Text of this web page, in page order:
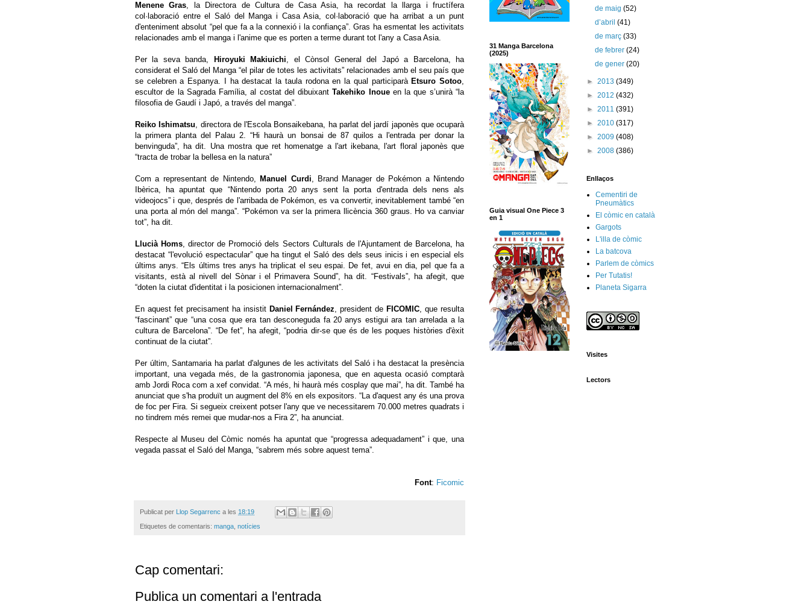
Menene Gras, la Directora de Cultura de Casa Asia, ha recordat la llarga i fructífera
col·laboració entre el Saló del Manga i Casa Asia, col·laboració que ha arribat a un punt
d'enteniment absolut “pel que fa a la connexió i la confiança”. Gras ha esmentat les activitats
relacionades amb el manga i l'anime que es porten a terme durant tot l'any a Casa Asia.
Per la seva banda, Hiroyuki Makiuichi, el Cònsol General del Japó a Barcelona, ha
considerat el Saló del Manga “el pilar de totes les activitats” relacionades amb el seu país que
se celebren a Espanya. I ha destacat la taula rodona en la qual participarà Etsuro Sotoo,
escultor de la Sagrada Família, al costat del dibuixantTakehiko Inoueen la que s’unirà “la
filosofia de Gaudí i Japó, a través del manga”.
Reiko Ishimatsu, directora de l'Escola Bonsaikebana, ha parlat del jardí japonès que ocuparà
la primera planta del Palau 2. “Hi haurà un bonsai de 87 quilos a l'entrada per donar la
benvinguda”, ha dit. Una mostra que ret homenatge a l'art ikebana, l'art floral japonès que
“tracta de trobar la bellesa en la natura”
Com a representant de Nintendo, Manuel Curdi, Brand Manager de Pokémon a Nintendo
Ibèrica, ha apuntat que “Nintendo porta 20 anys sent la porta d'entrada dels nens als
videojocs” i que, després de l'arribada de Pokémon, es va convertir, inevitablement també “en
una porta al món del manga”. “Pokémon va ser la primera llicència 360 graus. Ho va canviar
tot”, ha dit.
Llucià Homs, director de Promoció dels Sectors Culturals de l'Ajuntament de Barcelona, ha
destacat “l'evolució espectacular” que ha tingut el Saló des dels seus inicis i en especial els
últims anys. “Els últims tres anys ha triplicat el seu espai. De fet, avui en dia, pel que fa a
visitants, està al nivell del Sònar i el Primavera Sound”, ha dit. “Festivals”, ha afegit, que
“doten la ciutat d'identitat i la posicionen internacionalment”.
En aquest fet precisament ha insistit Daniel Fernández, president de FICOMIC, que resulta
“fascinant” que “una cosa que era tan desconeguda fa 20 anys estigui ara tan arrelada a la
cultura de Barcelona”. “De fet”, ha afegit, “podria dir-se que és de les poques històries d'èxit
continuat de la ciutat”.
Per últim, Santamaria ha parlat d'algunes de les activitats del Saló i ha destacat la presència
important, una vegada més, de la gastronomia japonesa, que en aquesta ocasió comptarà
amb Jordi Roca com a xef convidat. “A més, hi haurà més cosplay que mai”, ha dit. També ha
anunciat que s'ha produït un augment del 8% en els expositors. “La d'aquest any és una prova
de foc per Fira. Si segueix creixent potser l'any que ve necessitarem 70.000 metres quadrats i
no tindrem més remei que mudar-nos a Fira 2”, ha anunciat.
Respecte al Museu del Còmic només ha apuntat que “progressa adequadament” i que, una
vegada passat el Saló del Manga, “sabrem més sobre aquest tema”.
Font: Ficomic
Publicat per Llop Segarrenc a les 18:19
Etiquetes de comentaris: manga, notícies
Cap comentari:
Publica un comentari a l'entrada
31 Manga Barcelona
(2025)
Guia visual One Piece 3
en 1
de maig(52)
d’abril(41)
de març(33)
de febrer(24)
de gener(20)
► 2013 (349)
► 2012 (432)
► 2011 (391)
► 2010 (317)
► 2009 (408)
► 2008 (386)
Enllaços
Cementiri de
Pneumàtics
El còmic en català
Gargots
L'illa de còmic
La batcova
Parlem de còmics
Per Tutatis!
Planeta Sigarra
Visites
Lectors